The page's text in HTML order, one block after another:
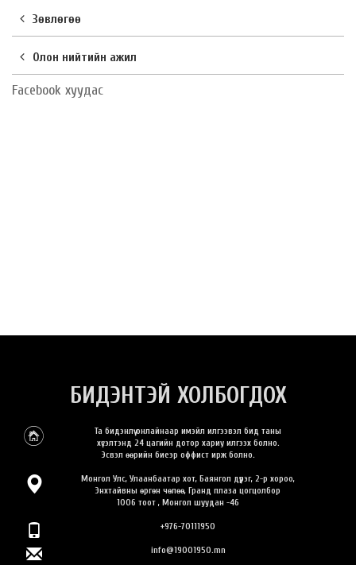
Зөвлөгөө
Олон нийтийн ажил
Facebook хуудас
БИДЭНТЭЙ ХОЛБОГДОХ
Та бидэнлүү онлайнаар имэйл илгээвэл бид таны
хүсэлтэнд 24 цагийн дотор хариу илгээх болно.
Эсвэл өөрийн биеэр оффист ирж болно.
Монгол Улс, Улаанбаатар хот, Баянгол дүүрэг, 2-р хороо,
Энхтайвны өргөн чөлөө, Гранд плаза цогцолбор
1006 тоот , Монгол шуудан -46
+976-70111950
info@19001950.mn